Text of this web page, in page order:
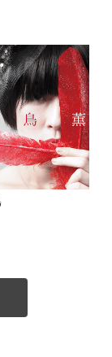
編〜 / ネイビー